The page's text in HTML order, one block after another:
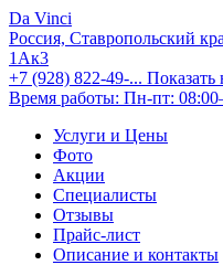
Da Vinci
Россия, Ставропольский
1Ак3
+7 (928) 822-49-... Показать
Время работы: Пн-пт:
Услуги и Цены
Фото
Акции
Специалисты
Отзывы
Прайс-лист
Описание и контакты